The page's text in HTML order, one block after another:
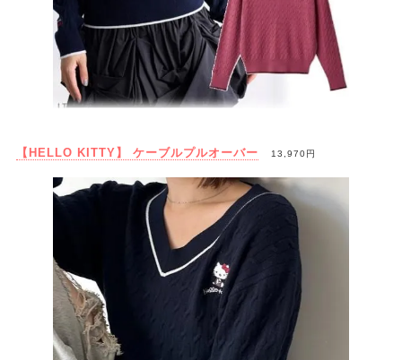
【HELLO KITTY】 ケーブルプルオーバー 13,970円